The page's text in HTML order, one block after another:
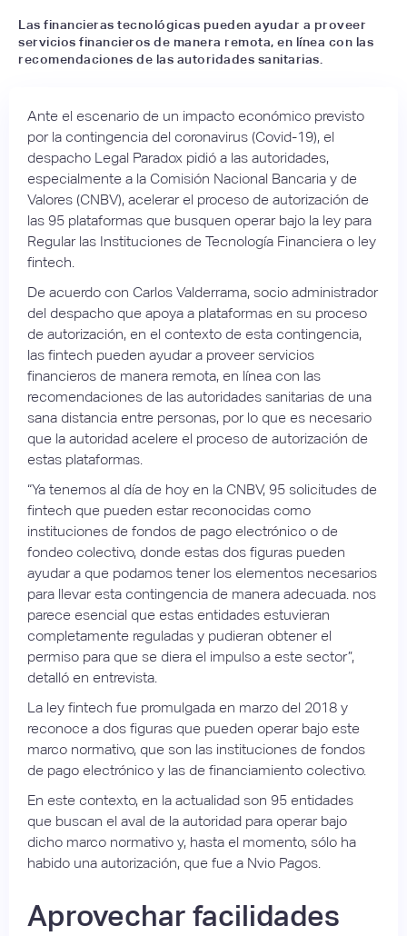
Las financieras tecnológicas pueden ayudar a proveer
servicios financieros de manera remota, en línea con las
recomendaciones de las autoridades sanitarias.
Ante el escenario de un impacto económico previsto
por la contingencia del coronavirus (Covid-19), el
despacho Legal Paradox pidió a las autoridades,
especialmente a la Comisión Nacional Bancaria y de
Valores (CNBV), acelerar el proceso de autorización de
las 95 plataformas que busquen operar bajo la ley para
Regular las Instituciones de Tecnología Financiera o ley
fintech.
De acuerdo con Carlos Valderrama, socio administrador
del despacho que apoya a plataformas en su proceso
de autorización, en el contexto de esta contingencia,
las fintech pueden ayudar a proveer servicios
financieros de manera remota, en línea con las
recomendaciones de las autoridades sanitarias de una
sana distancia entre personas, por lo que es necesario
que la autoridad acelere el proceso de autorización de
estas plataformas.
“Ya tenemos al día de hoy en la CNBV, 95 solicitudes de
fintech que pueden estar reconocidas como
instituciones de fondos de pago electrónico o de
fondeo colectivo, donde estas dos figuras pueden
ayudar a que podamos tener los elementos necesarios
para llevar esta contingencia de manera adecuada. nos
parece esencial que estas entidades estuvieran
completamente reguladas y pudieran obtener el
permiso para que se diera el impulso a este sector”,
detalló en entrevista.
La ley fintech fue promulgada en marzo del 2018 y
reconoce a dos figuras que pueden operar bajo este
marco normativo, que son las instituciones de fondos
de pago electrónico y las de financiamiento colectivo.
En este contexto, en la actualidad son 95 entidades
que buscan el aval de la autoridad para operar bajo
dicho marco normativo y, hasta el momento, sólo ha
habido una autorización, que fue a Nvio Pagos.
Aprovechar facilidades